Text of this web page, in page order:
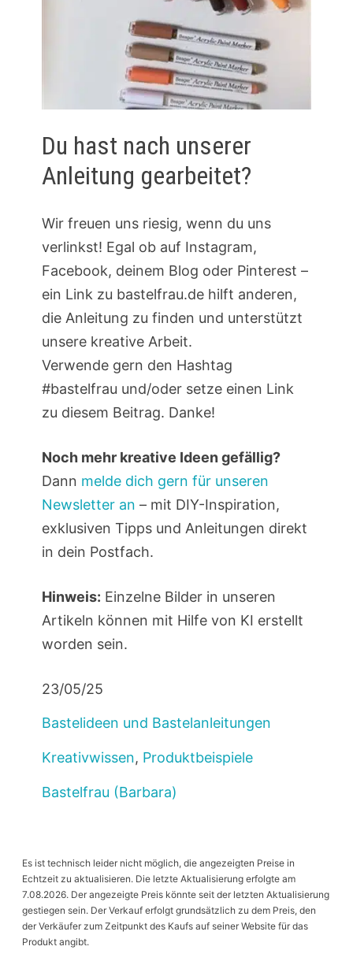
Du hast nach unserer
Anleitung gearbeitet?
Wir freuen uns riesig, wenn du uns
verlinkst! Egal ob auf Instagram,
Facebook, deinem Blog oder Pinterest –
ein Link zu bastelfrau.de hilft anderen,
die Anleitung zu finden und unterstützt
unsere kreative Arbeit.
Verwende gern den Hashtag
#bastelfrau und/oder setze einen Link
zu diesem Beitrag. Danke!
Noch mehr kreative Ideen gefällig?
Dann melde dich gern für unseren
Newsletter an – mit DIY-Inspiration,
exklusiven Tipps und Anleitungen direkt
in dein Postfach.
Hinweis: Einzelne Bilder in unseren
Artikeln können mit Hilfe von KI erstellt
worden sein.
23/05/25
Bastelideen und Bastelanleitungen
Kreativwissen, Produktbeispiele
Bastelfrau (Barbara)
Es ist technisch leider nicht möglich, die angezeigten Preise in
Echtzeit zu aktualisieren. Die letzte Aktualisierung erfolgte am
7.08.2026. Der angezeigte Preis könnte seit der letzten Aktualisierung
gestiegen sein. Der Verkauf erfolgt grundsätzlich zu dem Preis, den
der Verkäufer zum Zeitpunkt des Kaufs auf seiner Website für das
Produkt angibt.